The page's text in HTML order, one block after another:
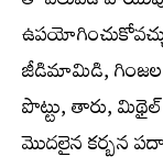
జీడిమామిడి, గింజల
పొట్టు, తారు,
మొదలైన కర్బన